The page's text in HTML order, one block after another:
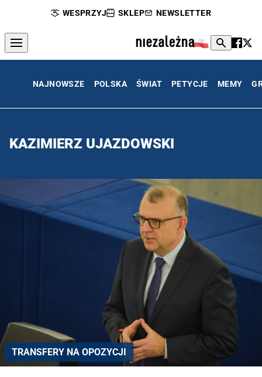
WESPRZYJ SKLEP NEWSLETTER
NAJNOWSZE POLSKA ŚWIAT PETYCJE MEMY
KAZIMIERZ UJAZDOWSKI
TRANSFERY NA OPOZYCJI